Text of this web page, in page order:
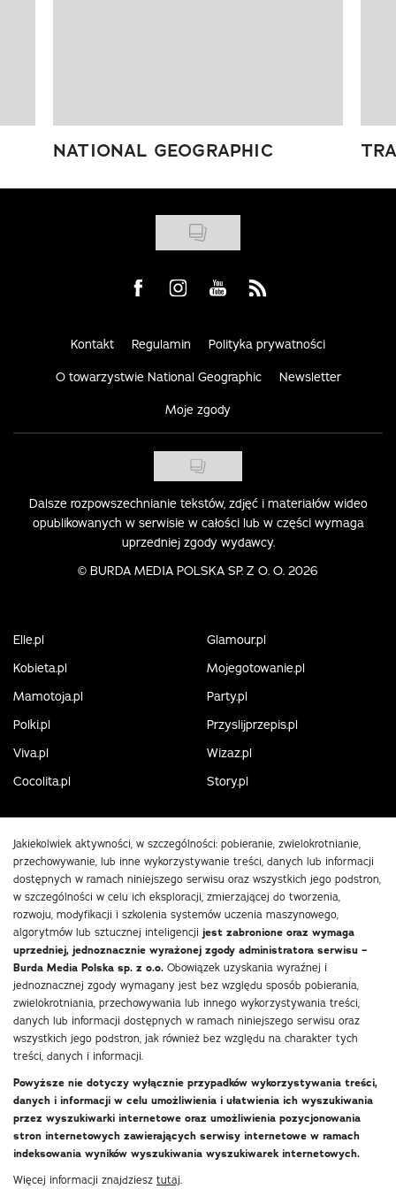
NATIONAL GEOGRAPHIC
Visit us on Facebook
Visit us on Instagram
Visit us on Youtube
Visit us on Rss
Kontakt Regulamin Polityka prywatności
O towarzystwie National Geographic Newsletter
Moje zgody
Dalsze rozpowszechnianie tekstów, zdjęć i materiałów wideo
opublikowanych w serwisie w całości lub w części wymaga
uprzedniej zgody wydawcy.
© BURDA MEDIA POLSKA SP. Z O. O. 2026
Elle.pl
Glamour.pl
Kobieta.pl
Mojegotowanie.pl
Mamotoja.pl
Party.pl
Polki.pl
Przyslijprzepis.pl
Viva.pl
Wizaz.pl
Cocolita.pl
Story.pl
Jakiekolwiek aktywności, w szczególności: pobieranie, zwielokrotnianie,
przechowywanie, lub inne wykorzystywanie treści, danych lub informacji
dostępnych w ramach niniejszego serwisu oraz wszystkich jego podstron,
w szczególności w celu ich eksploracji, zmierzającej do tworzenia,
rozwoju, modyfikacji i szkolenia systemów uczenia maszynowego,
algorytmów lub sztucznej inteligencji jest zabronione oraz wymaga
uprzedniej, jednoznacznie wyrażonej zgody administratora serwisu –
Burda Media Polska sp. z o.o. Obowiązek uzyskania wyraźnej i
jednoznacznej zgody wymagany jest bez względu sposób pobierania,
zwielokrotniania, przechowywania lub innego wykorzystywania treści,
danych lub informacji dostępnych w ramach niniejszego serwisu oraz
wszystkich jego podstron, jak również bez względu na charakter tych
treści, danych i informacji.
Powyższe nie dotyczy wyłącznie przypadków wykorzystywania treści,
danych i informacji w celu umożliwienia i ułatwienia ich wyszukiwania
przez wyszukiwarki internetowe oraz umożliwienia pozycjonowania
stron internetowych zawierających serwisy internetowe w ramach
indeksowania wyników wyszukiwania wyszukiwarek internetowych.
Więcej informacji znajdziesz tutaj.